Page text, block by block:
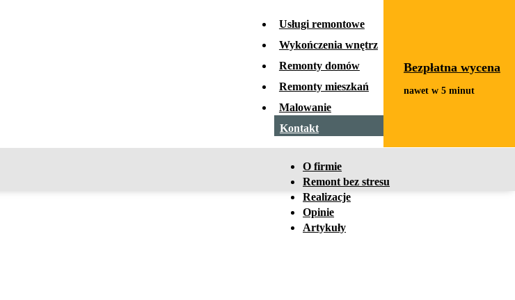
Usługi remontowe
Wykończenia wnętrz
Remonty domów
Remonty mieszkań
Malowanie
Kontakt
Bezpłatna wycena
O firmie
Remont bez stresu
Realizacje
Opinie
Artykuły